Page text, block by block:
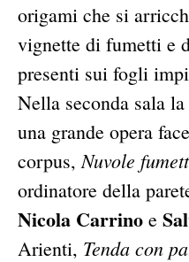
origami che si
vignette di fumetti e
presenti sui fogli
Nella seconda sala
una grande opera
corpus, Nuvole
ordinatore della
Nicola Carrino e
Arienti, Tenda con